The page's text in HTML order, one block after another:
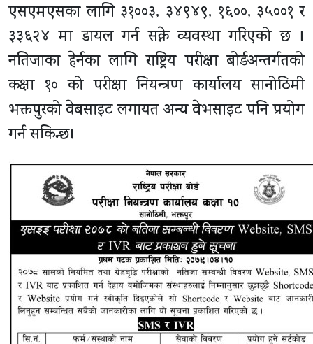
एसएमएसका लागि ३१००३, ३४९४९, १६००, ३५००१ र
३३६२४ मा डायल गर्न सक्ने व्यवस्था गरिएको छ ।
नतिजाका हेर्नका लागि राष्ट्रिय परीक्षा बोर्डअन्तर्गतको
कक्षा १० को परीक्षा नियन्त्रण कार्यालय सानोठिमी
भक्तपुरको वेबसाइट लगायत अन्य वेभसाइट पनि प्रयोग
गर्न सकिन्छ।